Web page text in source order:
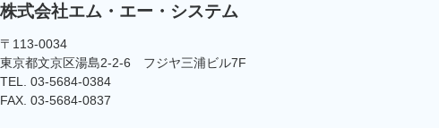
株式会社エム・エー・システム
〒113-0034
東京都文京区湯島2-2-6 フジヤ三浦ビル7F
TEL. 03-5684-0384
FAX. 03-5684-0837